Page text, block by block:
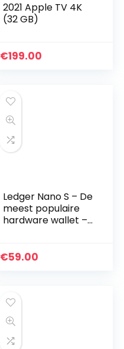
2021 Apple TV 4K
(32 GB)
€199.00
Ledger Nano S – De
meest populaire
hardware wallet –
andere munten en
€59.00